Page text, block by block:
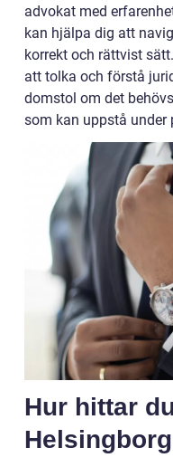
advokat med
kan hjälpa dig att
korrekt och rättvist
att tolka och förstå
domstol om det
som kan uppstå under
Hur hittar